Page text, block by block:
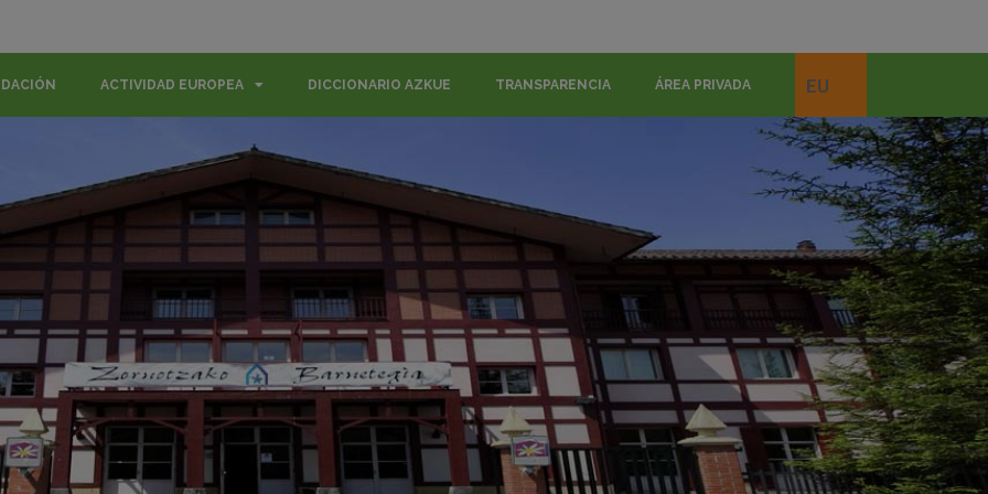
ACTIVIDAD EUROPEA DICCIONARIO AZKUE TRANSPARENCIA ÁREA PRIVADA EU